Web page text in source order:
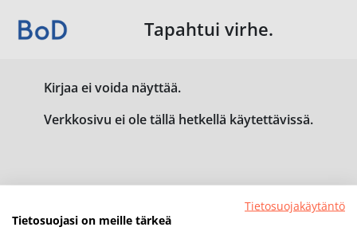
Tapahtui virhe.
Kirjaa ei voida näyttää.
Verkkosivu ei ole tällä hetkellä käytettävissä.
Tietosuojakäytäntö
Tietosuojasi on meille tärkeä